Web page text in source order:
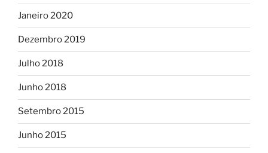
Janeiro 2020
Dezembro 2019
Julho 2018
Junho 2018
Setembro 2015
Junho 2015